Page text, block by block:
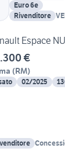
Euro 6e
Rivenditore
Espace
€
(RM)
02/2025